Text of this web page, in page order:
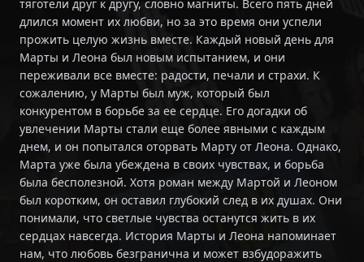
тяготели друг к другу, словно магниты. Всего пять дней
длился момент их любви, но за это время они успели
прожить целую жизнь вместе. Каждый новый день для
Марты и Леона был новым испытанием, и они
переживали все вместе: радости, печали и страхи. К
сожалению, у Марты был муж, который был
конкурентом в борьбе за ее сердце. Его догадки об
увлечении Марты стали еще более явными с каждым
днем, и он попытался оторвать Марту от Леона. Однако,
Марта уже была убеждена в своих чувствах, и борьба
была бесполезной. Хотя роман между Мартой и Леоном
был коротким, он оставил глубокий след в их душах. Они
понимали, что светлые чувства останутся жить в их
сердцах навсегда. История Марты и Леона напоминает
нам, что любовь безгранична и может взбудоражить